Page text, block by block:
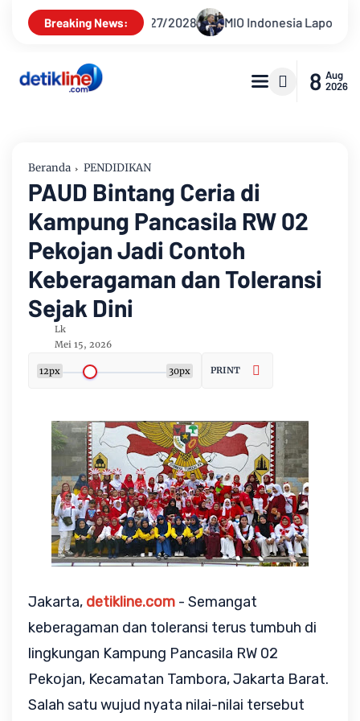
Breaking News:
MIO Indonesia Laporkan Hotman Paris ke Polda Metro
8 Aug
2026
Beranda PENDIDIKAN
PAUD Bintang Ceria di
Kampung Pancasila RW 02
Pekojan Jadi Contoh
Keberagaman dan Toleransi
Sejak Dini
Lk
Mei 15, 2026
12px 30px PRINT
Jakarta, detikline.com - Semangat
keberagaman dan toleransi terus tumbuh di
lingkungan Kampung Pancasila RW 02
Pekojan, Kecamatan Tambora, Jakarta Barat.
Salah satu wujud nyata nilai-nilai tersebut